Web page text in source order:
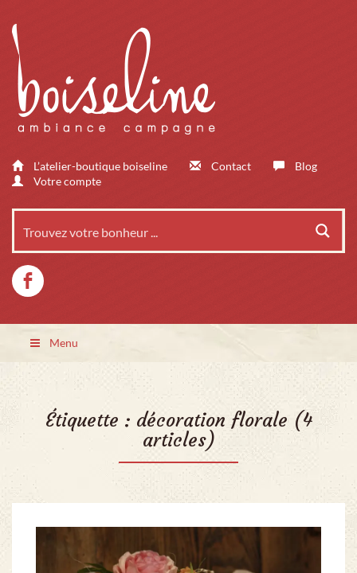
L’atelier-boutique boiseline Contact
Blog
Votre compte
Menu
Étiquette : décoration florale (4
articles)